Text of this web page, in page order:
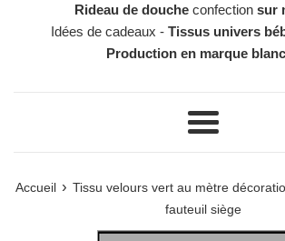
Rideau de douche confection sur
Idées de cadeaux - Tissus univers
Production en marque
Menu
Accueil › Tissu velours vert au mètre
fauteuil siège